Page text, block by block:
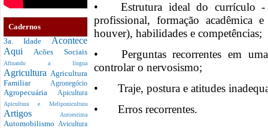
Cadernos
3a. Idade Acontece
Aqui Acões Sociais
Afinando a língua
Agricultura Agricultura
Familiar Agronegócio
Agropecuária Apicultura
Apicultura e Meliponicultura
Artigos Autoestima
Automobilismo Avicultura
•
Estrutura ideal do currículo -
profissional, formação acadêmica
houver), habilidades e competências;
•
Perguntas recorrentes em
controlar o nervosismo;
•
Traje, postura e atitudes
•
Erros recorrentes.